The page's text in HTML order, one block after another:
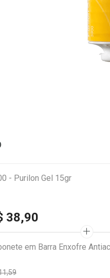
- Purilon Gel 15gr
38,90
em Barra Enxofre